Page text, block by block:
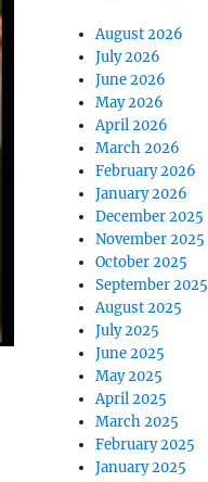
August 2026
July 2026
June 2026
May 2026
April 2026
March 2026
February 2026
January 2026
December 2025
November 2025
October 2025
September 2025
August 2025
July 2025
June 2025
May 2025
April 2025
March 2025
February 2025
January 2025